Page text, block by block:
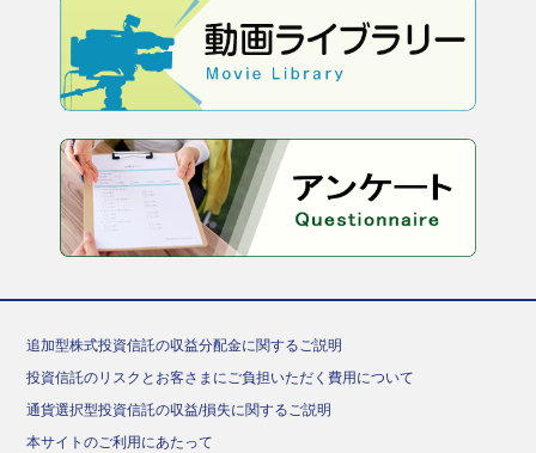
追加型株式投資信託の収益分配金に関するご説明
投資信託のリスクとお客さまにご負担いただく費用について
通貨選択型投資信託の収益/損失に関するご説明
本サイトのご利用にあたって